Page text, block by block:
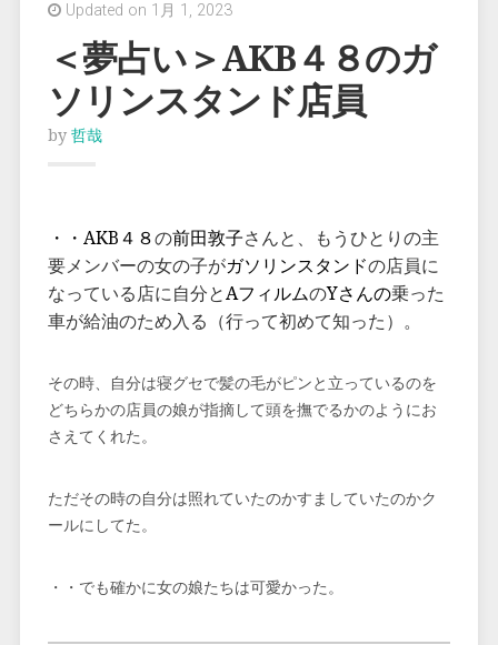
Updated on 1月 1, 2023
＜夢占い＞AKB４８のガ
ソリンスタンド店員
by 哲哉
・・AKB４８の前田敦子さんと、もうひとりの主
要メンバーの女の子がガソリンスタンドの店員に
なっている店に自分とAフィルムのYさんの乗った
車が給油のため入る（行って初めて知った）。
その時、自分は寝グセで髪の毛がピンと立っているのを
どちらかの店員の娘が指摘して頭を撫でるかのようにお
さえてくれた。
ただその時の自分は照れていたのかすましていたのかク
ールにしてた。
・・でも確かに女の娘たちは可愛かった。